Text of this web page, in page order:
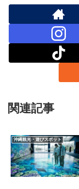
関連記事
沖縄観光・遊びスポット